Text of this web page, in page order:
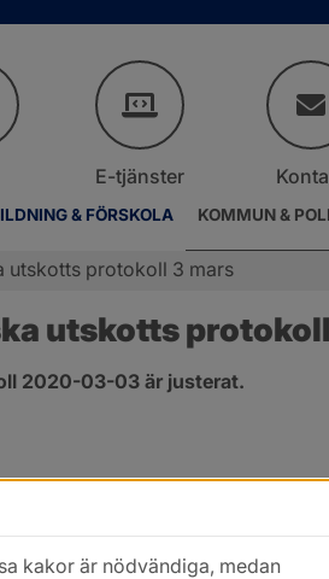
& FÖRSKOLA KOMMUN &
E-tjänster
utskotts protokoll 3 mars
utskotts
2020-03-03 är justerat.
fönster.
kakor är nödvändiga, medan